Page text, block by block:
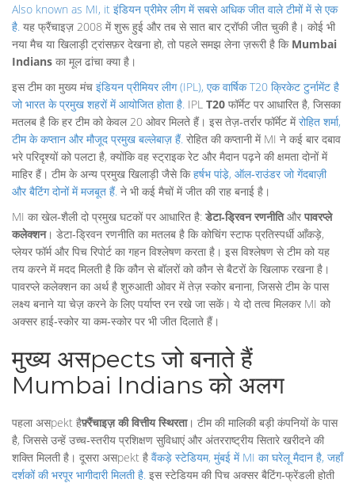
Also known as MI, it इंडियन प्रीमेर लीग में सबसे अधिक जीत वाले टीमों में से एक
है. यह फ्रैंचाइज़ 2008 में शुरू हुई और तब से सात बार ट्रॉफी जीत चुकी है। कोई भी
नया मैच या खिलाड़ी ट्रांसफ़र देखना हो, तो पहले समझ लेना ज़रूरी है कि Mumbai
Indians का मूल ढांचा क्या है।
इस टीम का मुख्य मंच इंडियन प्रीमियर लीग (IPL), एक वार्षिक T20 क्रिकेट टुर्नामेंट है
जो भारत के प्रमुख शहरों में आयोजित होता है. IPL T20 फॉर्मेट पर आधारित है, जिसका
मतलब है कि हर टीम को केवल 20 ओवर मिलते हैं। इस तेज़‑तर्रार फॉर्मेट मेंरोहित शर्मा,
टीम के कप्तान और मौजूद प्रमुख बल्लेबाज़ हैं. रोहित की कप्तानी में MI ने कई बार दबाव
भरे परिदृश्यों को पलटा है, क्योंकि वह स्ट्राइक रेट और मैदान पढ़ने की क्षमता दोनों में
माहिर हैं। टीम के अन्य प्रमुख खिलाड़ी जैसे किहर्षभ पांडे़, ऑल‑राउंडर जो गेंदबाज़ी
और बैटिंग दोनों में मजबूत हैं. ने भी कई मैचों में जीत की राह बनाई है।
MI का खेल‑शैली दो प्रमुख घटकों पर आधारित है: डेटा‑ड्रिवन रणनीतिऔर पावरप्ले
कलेक्शन। डेटा‑ड्रिवन रणनीति का मतलब है कि कोचिंग स्टाफ प्रतिस्पर्धी आँकड़े,
प्लेयर फॉर्म और पिच रिपोर्ट का गहन विश्लेषण करता है। इस विश्लेषण से टीम को यह
तय करने में मदद मिलती है कि कौन से बॉलरों को कौन से बैटरों के खिलाफ रखना है।
पावरप्ले कलेक्शन का अर्थ है शुरुआती ओवर में तेज़ स्कोर बनाना, जिससे टीम के पास
लक्ष्य बनाने या चेज़ करने के लिए पर्याप्त रन रखे जा सकें। ये दो तत्व मिलकर MI को
अक्सर हाई‑स्कोर या कम‑स्कोर पर भी जीत दिलाते हैं।
मुख्य असpects जो बनाते हैं
Mumbai Indians को अलग
पहला असpekt हैफ़्रैंचाइज़ की वित्तीय स्थिरता। टीम की मालिकी बड़ी कंपनियों के पास
है, जिससे उन्हें उच्च‑स्तरीय प्रशिक्षण सुविधाएं और अंतरराष्ट्रीय सितारे खरीदने की
शक्ति मिलती है। दूसरा असpekt है वैंकड़े स्टेडियम, मुंबई में MI का घरेलू मैदान है, जहाँ
दर्शकों की भरपूर भागीदारी मिलती है. इस स्टेडियम की पिच अक्सर बैटिंग‑फ्रेंडली होती